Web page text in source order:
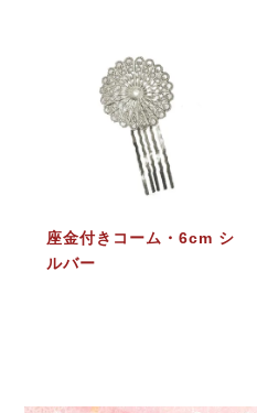
座金付きコーム・6cm シ
ルバー